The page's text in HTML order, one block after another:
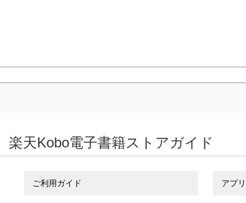
楽天Kobo電子書籍ストアガイド
ご利用ガイド アプ